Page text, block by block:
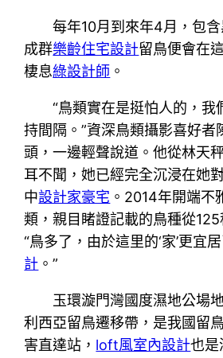
每年10月到來年4月，包
成群樂齡住宅設計留鳥便會在
棲息綠設計師 。
“鳥類實在是挺怕人的，我
持間隔。”資深鳥類攝影喜好者
頭，一邊輕聲說道。他從林天
耳不聞，她已經完全沉浸在她
中設計家豪宅 。2014年開端不
類，親目睹證記載的鳥種從125
“鳥多了，由於這里的‘家’更宜
計 。”
玉環漩門灣國度濕地公場
利西亞留鳥遷移帶，是我國留
害直達站， loft風室內設計也是